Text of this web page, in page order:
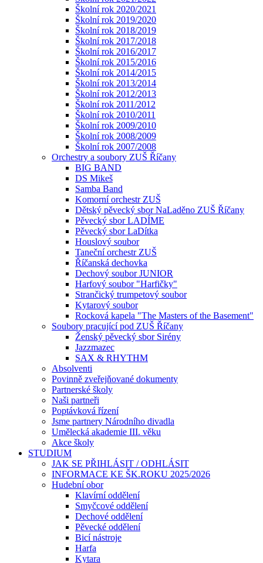
Školní rok 2020/2021
Školní rok 2019/2020
Školní rok 2018/2019
Školní rok 2017/2018
Školní rok 2016/2017
Školní rok 2015/2016
Školní rok 2014/2015
Školní rok 2013/2014
Školní rok 2012/2013
Školní rok 2011/2012
Školní rok 2010/2011
Školní rok 2009/2010
Školní rok 2008/2009
Školní rok 2007/2008
Orchestry a soubory ZUŠ Říčany
BIG BAND
DS Mikeš
Samba Band
Komorní orchestr ZUŠ
Dětský pěvecký sbor NaLaděno ZUŠ Říčany
Pěvecký sbor LADÍME
Pěvecký sbor LaDítka
Houslový soubor
Taneční orchestr ZUŠ
Říčanská dechovka
Dechový soubor JUNIOR
Harfový soubor "Harfičky"
Strančický trumpetový soubor
Kytarový soubor
Rocková kapela "The Masters of the Basement"
Soubory pracující pod ZUŠ Říčany
Ženský pěvecký sbor Sirény
Jazzmazec
SAX & RHYTHM
Absolventi
Povinně zveřejňované dokumenty
Partnerské školy
Naši partneři
Poptávková řízení
Jsme partnery Národního divadla
Umělecká akademie III. věku
Akce školy
STUDIUM
JAK SE PŘIHLÁSIT / ODHLÁSIT
INFORMACE KE ŠK.ROKU 2025/2026
Hudební obor
Klavírní oddělení
Smyčcové oddělení
Dechové oddělení
Pěvecké oddělení
Bicí nástroje
Harfa
Kytara